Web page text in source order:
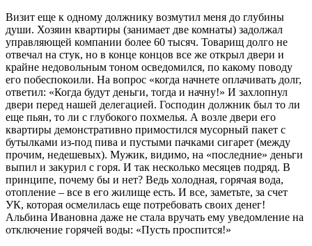
Визит еще к одному должнику возмутил меня до глубины
души. Хозяин квартиры (занимает две комнаты) задолжал
управляющей компании более 60 тысяч. Товарищ долго не
отвечал на стук, но в конце концов все же открыл двери и
крайне недовольным тоном осведомился, по какому поводу
его побеспокоили. На вопрос «когда начнете оплачивать долг,
ответил: «Когда будут деньги, тогда и начну!» И захлопнул
двери перед нашей делегацией. Господин должник был то ли
еще пьян, то ли с глубокого похмелья. А возле двери его
квартиры демонстративно примостился мусорный пакет с
бутылками из-под пива и пустыми пачками сигарет (между
прочим, недешевых). Мужик, видимо, на «последние» деньги
выпил и закурил с горя. И так несколько месяцев подряд. В
принципе, почему бы и нет? Ведь холодная, горячая вода,
отопление – все в его жилище есть. И все, заметьте, за счет
УК, которая осмелилась еще потребовать своих денег!
Альбина Ивановна даже не стала вручать ему уведомление на
отключение горячей воды: «Пусть проспится!»